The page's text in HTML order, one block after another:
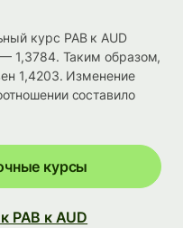
курс PAB к AUD
1,3784. Таким образом,
1,4203. Изменение
составило
курсы
PAB к AUD